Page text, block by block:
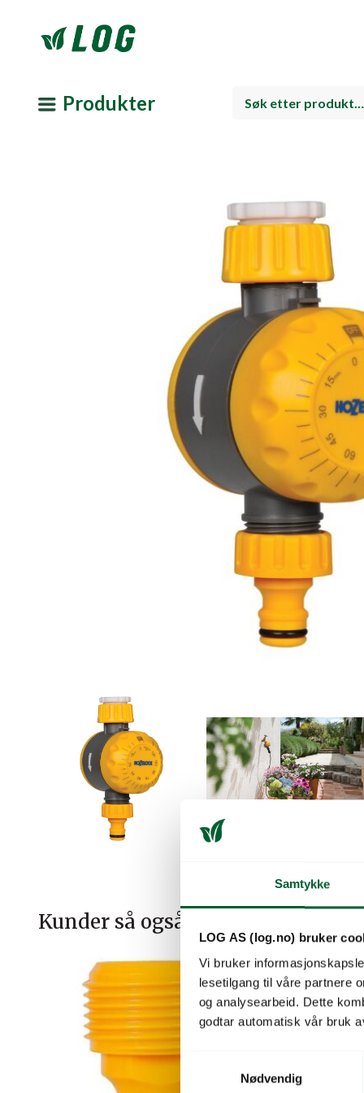
Samtykke
LOG AS (log.no) bruker
Vi bruker
lesetilgang til våre partnere
og analysearbeid. Dette
godtar automatisk vår bruk
S
Nødvendig
Produkter
Kunder så også på